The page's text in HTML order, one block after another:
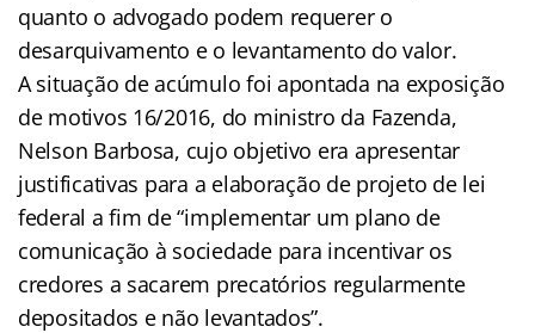
quanto o advogado podem requerer o
desarquivamento e o levantamento do valor.
A situação de acúmulo foi apontada na exposição
de motivos 16/2016, do ministro da Fazenda,
Nelson Barbosa, cujo objetivo era apresentar
justificativas para a elaboração de projeto de lei
federal a fim de “implementar um plano de
comunicação à sociedade para incentivar os
credores a sacarem precatórios regularmente
depositados e não levantados”.